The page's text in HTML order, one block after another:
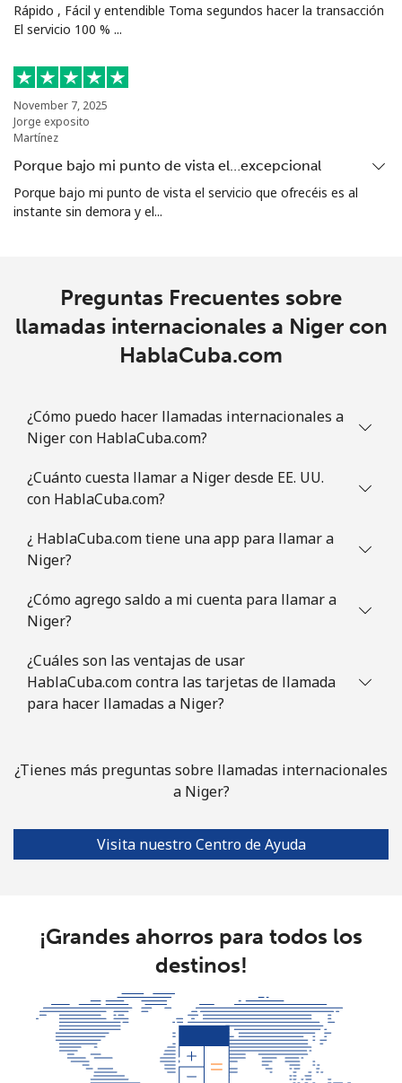
North Korea
All
country
⁦73.9¢⁩
Rápido , Fácil y entendible Toma segundos hacer la transacción
El servicio 100 % ...
November 7, 2025
Jorge exposito
Martínez
Porque bajo mi punto de vista el…excepcional
Porque bajo mi punto de vista el servicio que ofrecéis es al
instante sin demora y el...
Preguntas Frecuentes sobre
llamadas internacionales a Niger con
HablaCuba.com
¿Cómo puedo hacer llamadas internacionales a
Niger con HablaCuba.com?
¿Cuánto cuesta llamar a Niger desde EE. UU.
con HablaCuba.com?
¿ HablaCuba.com tiene una app para llamar a
Niger?
¿Cómo agrego saldo a mi cuenta para llamar a
Niger?
¿Cuáles son las ventajas de usar
HablaCuba.com contra las tarjetas de llamada
para hacer llamadas a Niger?
¿Tienes más preguntas sobre llamadas internacionales
a Niger?
Visita nuestro Centro de Ayuda
¡Grandes ahorros para todos los
destinos!